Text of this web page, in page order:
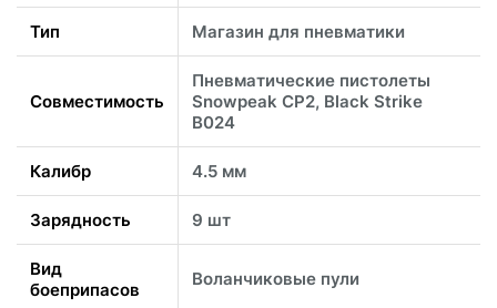
Тип Магазин для пневматики
Совместимость
Пневматические пистолеты
Snowpeak CP2, Black Strike
B024
Калибр 4.5 мм
Зарядность 9 шт
Вид
боеприпасов
Воланчиковые пули